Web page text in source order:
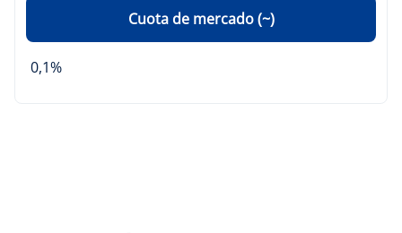
Cuota de mercado (~)
0,1%